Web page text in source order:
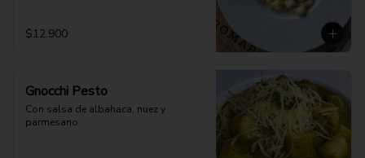
$12.900
Gnocchi Pesto
Con salsa de albahaca, nuez y
parmesano